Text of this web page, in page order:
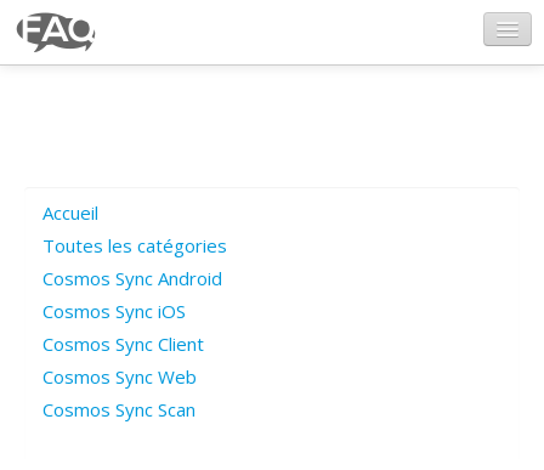
Poser une question
Questions ouvertes
Connexion
Accueil
Toutes les catégories
Cosmos Sync Android
Cosmos Sync iOS
Cosmos Sync Client
Cosmos Sync Web
Cosmos Sync Scan